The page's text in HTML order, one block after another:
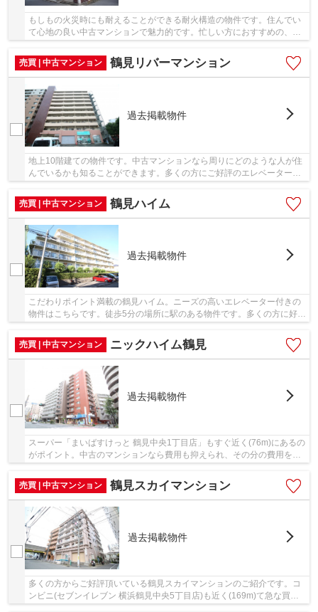
もしもの火災時にも耐えることができる耐火構造の物件です。住んでい
て心地の良い中古マンションで魅力的です。忙しい方におすすめの、駅
売買 | 中古マンション
鶴見リバーマンション
過去掲載物件
地上10階建ての物件です。中古マンションなら周りにどのような人が住
んでいるかも知ることができます。多くの方にご好評のエレベーター付
売買 | 中古マンション
鶴見ハイム
過去掲載物件
こだわりポイント満載の鶴見ハイム。ニーズの高いエレベーター付きの
物件はこちらです。徒歩5分の場所に駅のある物件です。多くの方に好評
売買 | 中古マンション
ニックハイム鶴見
過去掲載物件
スーパー「まいばすけっと 鶴見中央1丁目店」もすぐ近く(76m)にあるの
がポイント。中古のマンションなら費用も抑えられ、その分の費用を他
売買 | 中古マンション
鶴見スカイマンション
過去掲載物件
多くの方からご好評頂いている鶴見スカイマンションのご紹介です。コ
ンビニ(セブンイレブン 横浜鶴見中央5丁目店)も近く(169m)て急な買い
物があった時にも便利です。お体が不自由な方...